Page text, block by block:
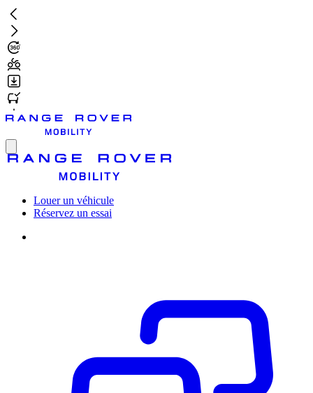
Aller
au
contenu
principal
Toggle
Louer un véhicule
Réservez un essai